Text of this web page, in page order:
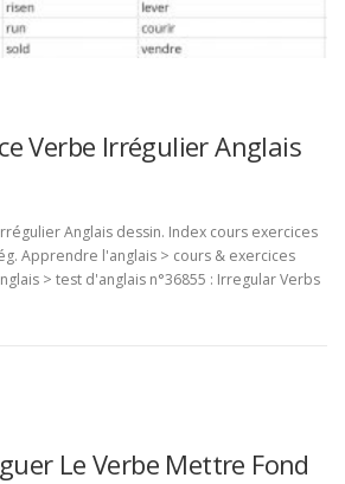
Verbe Irrégulier Anglais
Anglais dessin. Index cours exercices
Apprendre l'anglais > cours & exercices
> test d'anglais n°36855 : Irregular Verbs
Le Verbe Mettre Fond